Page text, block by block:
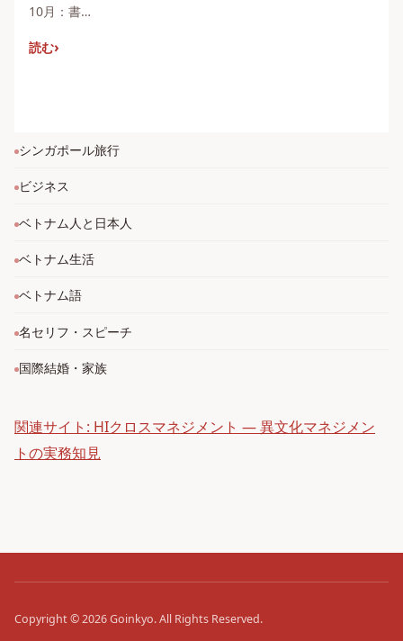
10月：書…
読む
シンガポール旅行
ビジネス
ベトナム人と日本人
ベトナム生活
ベトナム語
名セリフ・スピーチ
国際結婚・家族
関連サイト: HIクロスマネジメント — 異文化マネジメン
トの実務知見
Copyright © 2026Goinkyo.All Rights Reserved.